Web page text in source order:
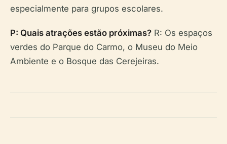
especialmente para grupos escolares.
P: Quais atrações estão próximas? R: Os espaços
verdes do Parque do Carmo, o Museu do Meio
Ambiente e o Bosque das Cerejeiras.